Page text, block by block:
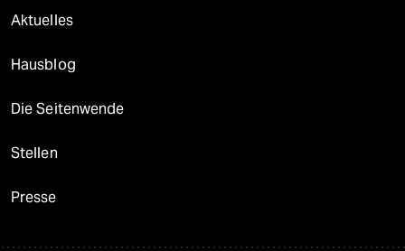
Aktuelles
Hausblog
Die Seitenwende
Stellen
Presse